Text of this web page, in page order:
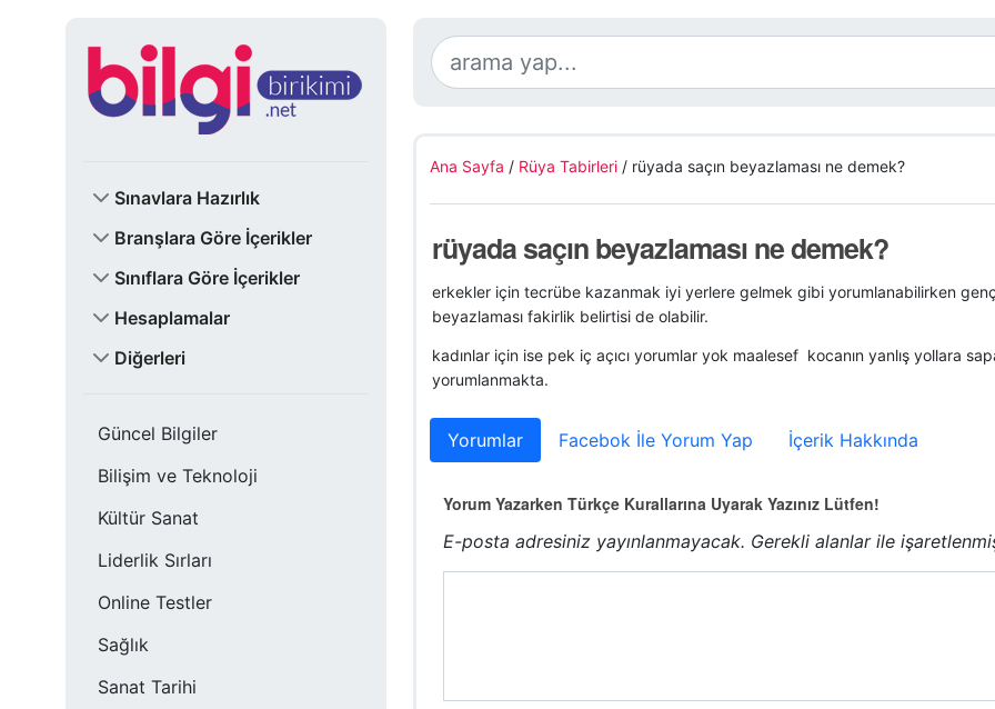
Sınavlara Hazırlık
Branşlara Göre İçerikler
Sınıflara Göre İçerikler
Hesaplamalar
Diğerleri
Güncel Bilgiler
Bilişim ve Teknoloji
Kültür Sanat
Liderlik Sırları
Online Testler
Sağlık
Sanat Tarihi
Ana Sayfa / Rüya Tabirleri/ rüyada saçın beyazlaması ne demek?
rüyada saçın beyazlaması ne demek?
erkekler için tecrübe kazanmak iyi yerlere gelmek gibi yorumlanabilirken
beyazlaması fakirlik belirtisi de olabilir.
kadınlar için ise pek iç açıcı yorumlar yok maalesef kocanın yanlış yollara
yorumlanmakta.
Yorumlar Facebok İle Yorum Yap İçerik Hakkında
Yorum Yazarken Türkçe Kurallarına Uyarak Yazınız Lütfen!
E-posta adresiniz yayınlanmayacak. Gerekli alanlar ile